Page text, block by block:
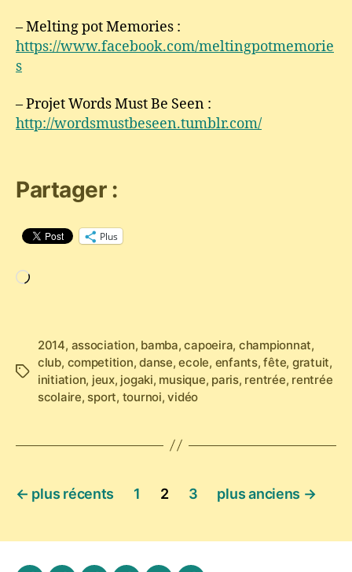
– Melting pot Memories :
https://www.facebook.com/meltingpotmemorie
s
– Projet Words Must Be Seen :
http://wordsmustbeseen.tumblr.com/
Partager :
Plus
Étiquettes
2014, association, bamba,capoeira, championnat,
club, competition,danse,ecole, enfants,fête, gratuit,
initiation, jeux, jogaki, musique, paris, rentrée, rentrée
scolaire, sport, tournoi,vidéo
Pagination
publications
← plus récents 1 2 3 plus anciens →